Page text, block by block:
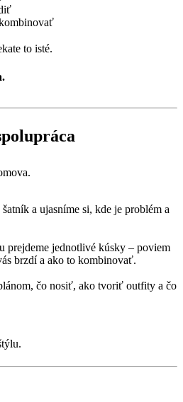
to isté.
a ujasníme si, kde je problém a
prejdeme jednotlivé kúsky – poviem
brzdí a ako to kombinovať.
čo nosiť, ako tvoriť outfity a čo